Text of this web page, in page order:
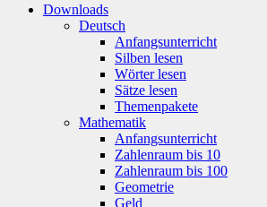
Downloads
Deutsch
Anfangsunterricht
Silben lesen
Wörter lesen
Sätze lesen
Themenpakete
Mathematik
Anfangsunterricht
Zahlenraum bis 10
Zahlenraum bis 100
Geometrie
Geld